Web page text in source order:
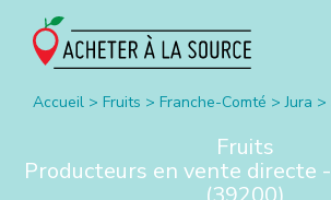
Accueil > Fruits > Franche-Comté >Jura >
Fruits
Producteurs en vente directe -